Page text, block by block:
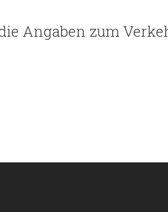
Angaben zum